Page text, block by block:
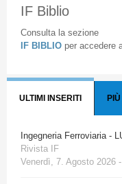
IF Biblio
Consulta la sezione
IF BIBLIO per accedere
ULTIMI INSERITI
Ingegneria Ferroviaria -
Rivista IF
Venerdì, 7. Agosto 2026